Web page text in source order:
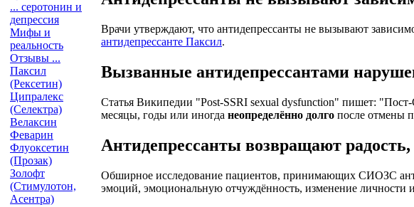
... серотонин и
депрессия
Мифы и
реальность
Отзывы ...
Паксил
(Рексетин)
Ципралекс
(Селектра)
Велаксин
Феварин
Флуоксетин
(Прозак)
Золофт
(Стимулотон,
Асентра)
Врачи утверждают, что антидепрессанты не вызывают
антидепрессанте Паксил.
Вызванные антидепрессантами
Статья Википедии "Post-SSRI sexual dysfunction" пишет:
месяцы, годы или иногда неопределённо долго после отмены
Антидепрессанты возвращают
Обширное исследование пациентов, принимающих СИОЗС
эмоций, эмоциональную отчуждённость, изменение личности